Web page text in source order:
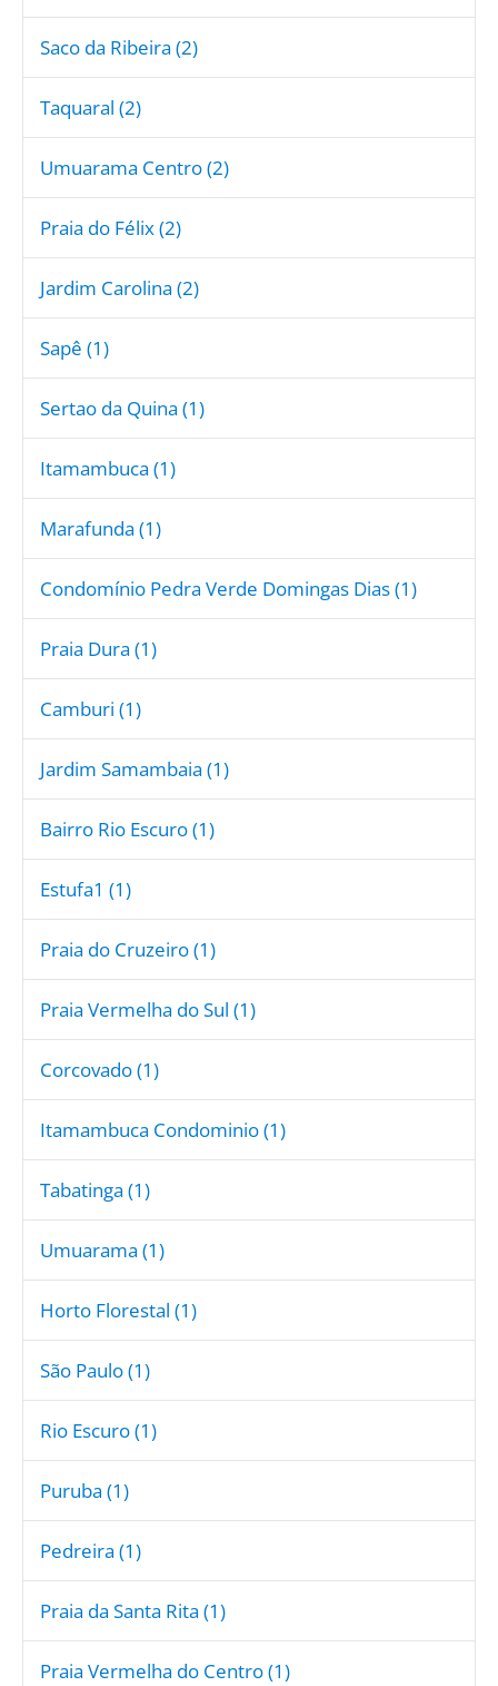
Saco da Ribeira (2)
Taquaral (2)
Umuarama Centro (2)
Praia do Félix (2)
Jardim Carolina (2)
Sapê (1)
Sertao da Quina (1)
Itamambuca (1)
Marafunda (1)
Condomínio Pedra Verde Domingas Dias (1)
Praia Dura (1)
Camburi (1)
Jardim Samambaia (1)
Bairro Rio Escuro (1)
Estufa1 (1)
Praia do Cruzeiro (1)
Praia Vermelha do Sul (1)
Corcovado (1)
Itamambuca Condominio (1)
Tabatinga (1)
Umuarama (1)
Horto Florestal (1)
São Paulo (1)
Rio Escuro (1)
Puruba (1)
Pedreira (1)
Praia da Santa Rita (1)
Praia Vermelha do Centro (1)